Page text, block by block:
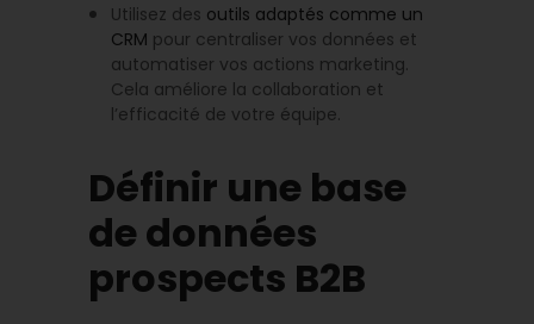
Utilisez des outils adaptés comme un
CRM pour centraliser vos données et
automatiser vos actions marketing.
Cela améliore la collaboration et
l’efficacité de votre équipe.
Définir une base
de données
prospects B2B